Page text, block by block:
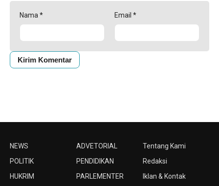
Nama * Email *
NEWS
POLITIK
HUKRIM
ADVETORIAL
PENDIDIKAN
PARLEMENTER
Tentang Kami
Redaksi
Iklan & Kontak